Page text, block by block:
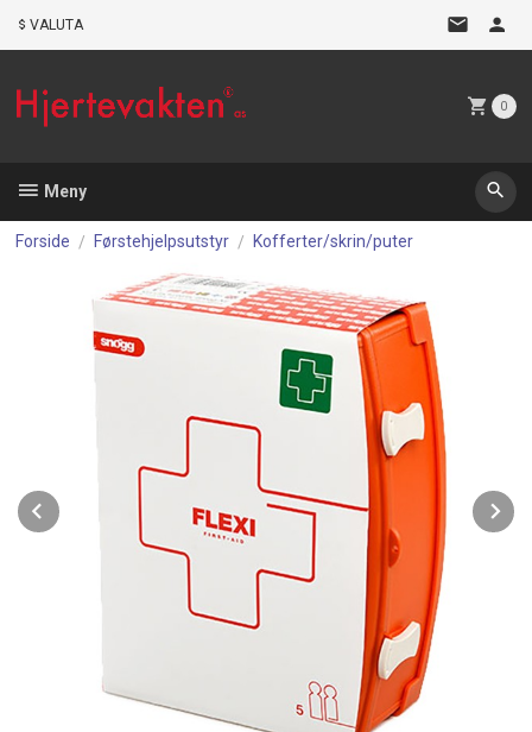
VALUTA
0
Meny
Forside Førstehjelpsutstyr Kofferter/skrin/puter
Prev